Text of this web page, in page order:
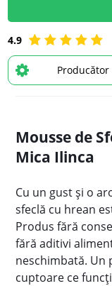
4.9
Producător
Mousse de
Mica Ilinca
Cu un gust și o
sfeclă cu hrean
Produs fără
fără aditivi
neschimbată. Un
cuptoare ce